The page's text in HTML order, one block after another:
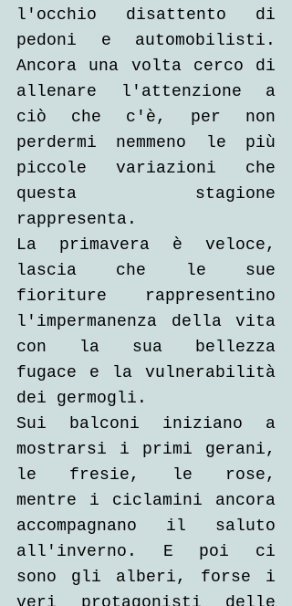
l'occhio disattento di
pedoni e automobilisti.
Ancora una volta cerco di
allenare l'attenzione a
ciò che c'è, per non
perdermi nemmeno le più
piccole variazioni che
questa stagione
rappresenta.
La primavera è veloce,
lascia che le sue
fioriture rappresentino
l'impermanenza della vita
con la sua bellezza
fugace e la vulnerabilità
dei germogli.
Sui balconi iniziano a
mostrarsi i primi gerani,
le fresie, le rose,
mentre i ciclamini ancora
accompagnano il saluto
all'inverno. E poi ci
sono gli alberi, forse i